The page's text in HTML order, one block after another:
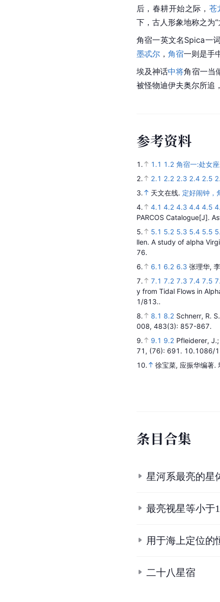
后，春耕开始之际， 苍
下，古人形象地称之为“
角宿一英文名Spica一
墨忒尔 ， 角宿一则是手
埃及神话中将角宿一当
被怪物迪伊夫奥尔所追
参考资料
1. 1.1 1.2 角宿一:处女
2.
2.1 2.2 2.3 2.4 2.5
3.
天文在线. 定好闹钟，
4.
4.1 4.2 4.3 4.4 4.5
PARCOS Catalogue[J].
5.
5.1 5.2 5.3 5.4 5.5
llen. A study of alpha
76.
6.
6.1 6.2 6.3 张理华,
7.
7.1 7.2 7.3 7.4 7.5
y from Tidal Flows in
1/813..
8.
8.1 8.2 Schnerr, R.
008, 483(3): 857-867.
9.
9.1 9.2 Pfleiderer,
71, (76): 691. 10.1086/
10.
徐宝菜, 应振华编著.
条目合集
星河系最亮的星
最亮视星等小于
用于海上定位的
二十八星宿